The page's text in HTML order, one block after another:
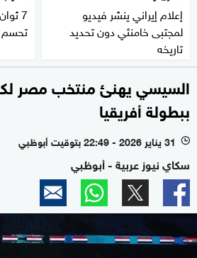
إعلام إيراني ينشر فيديو
لمجتبى خامنئي دون تحديد
تاريخه
7
تحسم
السيسي يهنئ منتخب مصر
ببطولة أفريقيا
l 31 يناير 2026 - 22:49 بتوقيت أبوظبي
سكاي نيوز عربية - أبوظبي